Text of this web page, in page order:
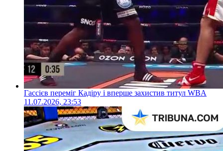
Гассієв переміг Кадіру і вперше захистив титул WBA
11.07.2026, 23:53